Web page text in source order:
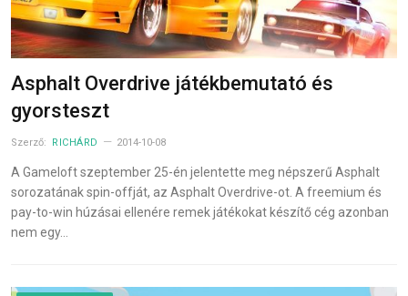
Asphalt Overdrive játékbemutató és
gyorsteszt
Szerző: RICHÁRD 2014-10-08
A Gameloft szeptember 25-én jelentette meg népszerű Asphalt
sorozatának spin-offját, az Asphalt Overdrive-ot. A freemium és
pay-to-win húzásai ellenére remek játékokat készítő cég azonban
nem egy…